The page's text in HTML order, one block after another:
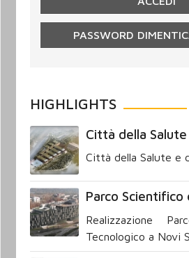
PASSWORD
HIGHLIGHTS
Città della Salute
Città della Salute e
Parco Scientifico
Realizzazione
Tecnologico a Novi